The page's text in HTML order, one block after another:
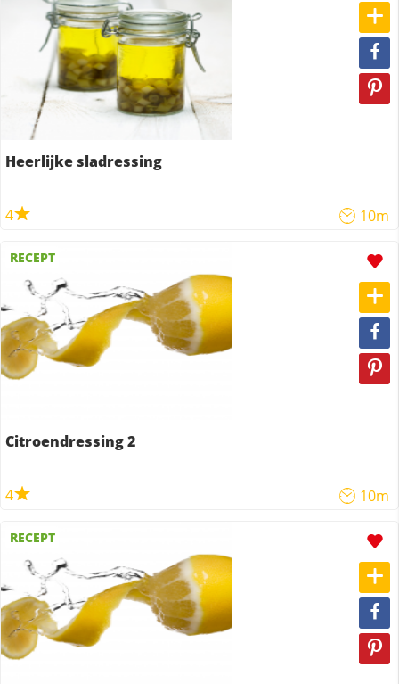
Heerlijke sladressing
4 10m
RECEPT
Citroendressing 2
4 10m
RECEPT